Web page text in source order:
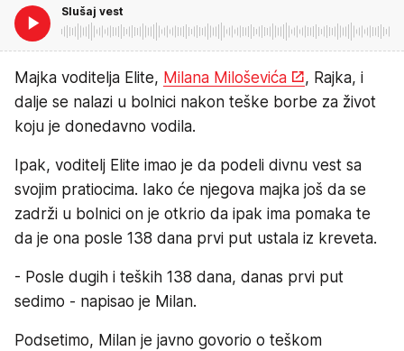
Slušaj vest
Majka voditelja Elite, Milana Miloševića
, Rajka, i
dalje se nalazi u bolnici nakon teške borbe za život
koju je donedavno vodila.
Ipak, voditelj Elite imao je da podeli divnu vest sa
svojim pratiocima. Iako će njegova majka još da se
zadrži u bolnici on je otkrio da ipak ima pomaka te
da je ona posle 138 dana prvi put ustala iz kreveta.
- Posle dugih i teških 138 dana, danas prvi put
sedimo - napisao je Milan.
Podsetimo, Milan je javno govorio o teškom